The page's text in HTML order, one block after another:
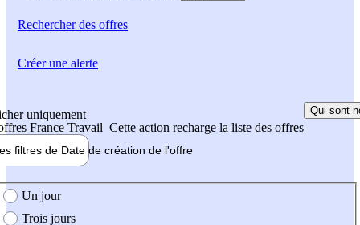
Rechercherdes offres
uniquement
France Travail Cette action recharge la liste des offres
Qui sont
filtres de Date de création de l'offre
création de l'offre
Un jour
Trois jours
Créer une alerte